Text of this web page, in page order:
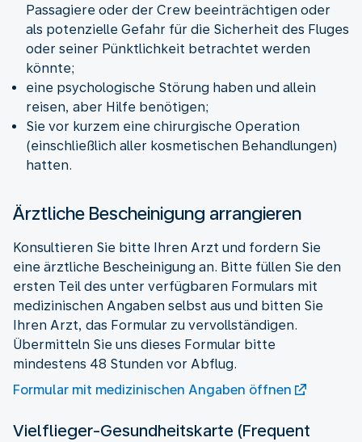
Passagiere oder der Crew beeinträchtigen oder
als potenzielle Gefahr für die Sicherheit des Fluges
oder seiner Pünktlichkeit betrachtet werden
könnte;
eine psychologische Störung haben und allein
reisen, aber Hilfe benötigen;
Sie vor kurzem eine chirurgische Operation
(einschließlich aller kosmetischen Behandlungen)
hatten.
Ärztliche Bescheinigung arrangieren
Konsultieren Sie bitte Ihren Arzt und fordern Sie
eine ärztliche Bescheinigung an. Bitte füllen Sie den
ersten Teil des unter verfügbaren Formulars mit
medizinischen Angaben selbst aus und bitten Sie
Ihren Arzt, das Formular zu vervollständigen.
Übermitteln Sie uns dieses Formular bitte
mindestens 48 Stunden vor Abflug.
Formular mit medizinischen Angaben öffnen
Vielflieger-Gesundheitskarte (Frequent